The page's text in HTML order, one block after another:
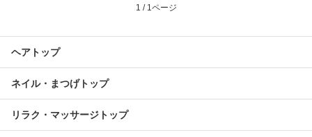
1 / 1ページ
ヘアトップ
ネイル・まつげトップ
リラク・マッサージトップ